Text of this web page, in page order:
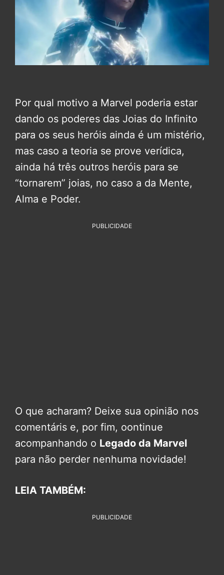
Por qual motivo a Marvel poderia estar
dando os poderes das Joias do Infinito
para os seus heróis ainda é um mistério,
mas caso a teoria se prove verídica,
ainda há três outros heróis para se
“tornarem” joias, no caso a da Mente,
Alma e Poder.
PUBLICIDADE
O que acharam? Deixe sua opinião nos
comentáris e, por fim, oontinue
acompanhando o Legado da Marvel
para não perder nenhuma novidade!
LEIA TAMBÉM:
PUBLICIDADE